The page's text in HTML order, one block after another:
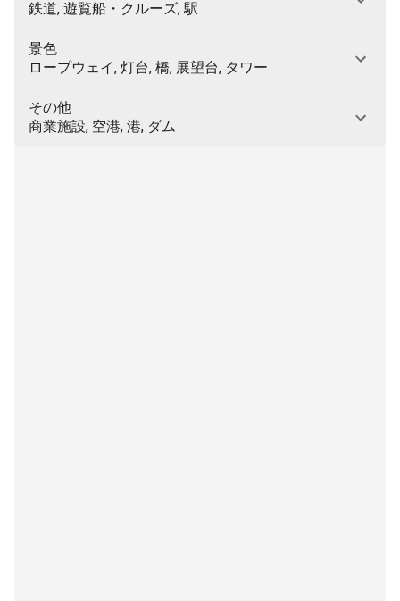
鉄道, 遊覧船・クルーズ, 駅
景色
ロープウェイ, 灯台, 橋, 展望台, タワー
その他
商業施設, 空港, 港, ダム